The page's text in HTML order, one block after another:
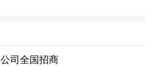
司全国招商